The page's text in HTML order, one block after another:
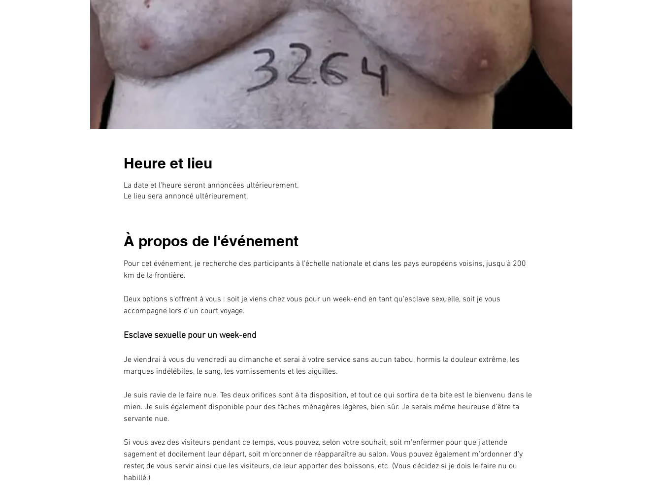
Heure et lieu
La date et l'heure seront annoncées ultérieurement.
Le lieu sera annoncé ultérieurement.
À propos de l'événement
Pour cet événement, je recherche des participants à l'échelle nationale et dans les pays européens voisins, jusqu'à 200
km de la frontière.
Deux options s'offrent à vous : soit je viens chez vous pour un week-end en tant qu'esclave sexuelle, soit je vous
accompagne lors d'un court voyage.
Esclave sexuelle pour un week-end
Je viendrai à vous du vendredi au dimanche et serai à votre service sans aucun tabou, hormis la douleur extrême, les
marques indélébiles, le sang, les vomissements et les aiguilles.
Je suis ravie de le faire nue. Tes deux orifices sont à ta disposition, et tout ce qui sortira de ta bite est le bienvenu dans le
mien. Je suis également disponible pour des tâches ménagères légères, bien sûr. Je serais même heureuse d'être ta
servante nue.
Si vous avez des visiteurs pendant ce temps, vous pouvez, selon votre souhait, soit m'enfermer pour que j'attende
sagement et docilement leur départ, soit m'ordonner de réapparaître au salon. Vous pouvez également m'ordonner d'y
rester, de vous servir ainsi que les visiteurs, de leur apporter des boissons, etc. (Vous décidez si je dois le faire nu ou
habillé.)